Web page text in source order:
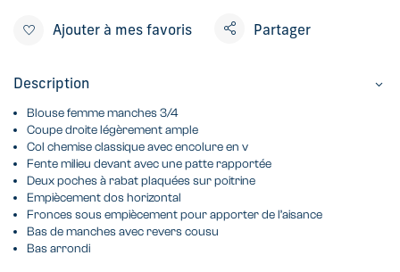
Ajouter à mes favoris Partager
Description
Blouse femme manches 3/4
Coupe droite légèrement ample
Col chemise classique avec encolure en v
Fente milieu devant avec une patte rapportée
Deux poches à rabat plaquées sur poitrine
Empiècement dos horizontal
Fronces sous empiècement pour apporter de l’aisance
Bas de manches avec revers cousu
Bas arrondi